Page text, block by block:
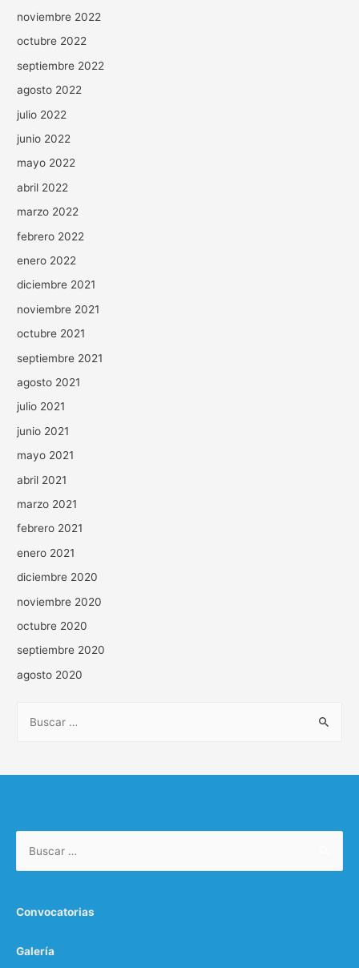
noviembre 2022
octubre 2022
septiembre 2022
agosto 2022
julio 2022
junio 2022
mayo 2022
abril 2022
marzo 2022
febrero 2022
enero 2022
diciembre 2021
noviembre 2021
octubre 2021
septiembre 2021
agosto 2021
julio 2021
junio 2021
mayo 2021
abril 2021
marzo 2021
febrero 2021
enero 2021
diciembre 2020
noviembre 2020
octubre 2020
septiembre 2020
agosto 2020
c
Convocatorias
Galería